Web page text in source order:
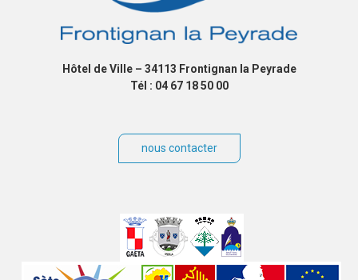
Hôtel de Ville – 34113 Frontignan la Peyrade
Tél : 04 67 18 50 00
nous contacter